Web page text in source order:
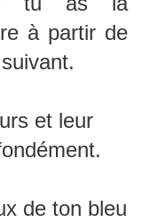
à partir de
et leur
de ton bleu